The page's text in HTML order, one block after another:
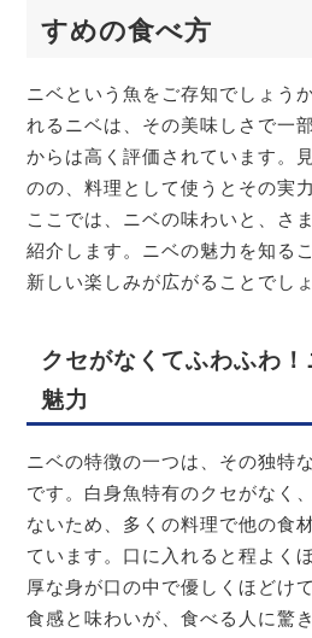
すめの食べ方
ニベという魚をご存知でしょう
れるニベは、その美味しさで一
からは高く評価されています。
のの、料理として使うとその実
ここでは、ニベの味わいと、さ
紹介します。ニベの魅力を知る
新しい楽しみが広がることでしょ
クセがなくてふわふわ
魅力
ニベの特徴の一つは、その独特
です。白身魚特有のクセがなく
ないため、多くの料理で他の食
ています。口に入れると程よく
厚な身が口の中で優しくほどけ
食感と味わいが、食べる人に驚